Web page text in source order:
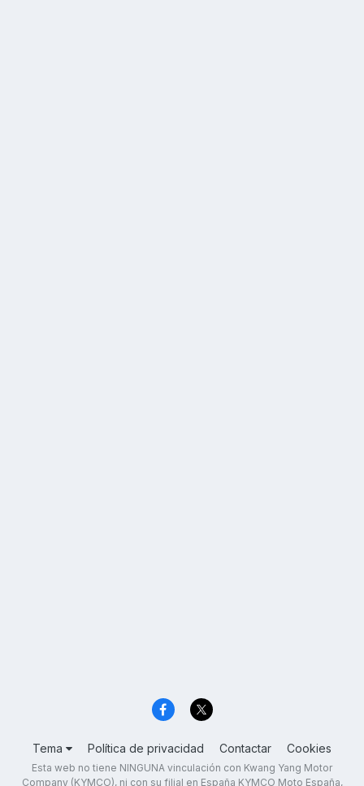
Tema Política de privacidad Contactar Cookies
Esta web no tiene NINGUNA vinculación con Kwang Yang Motor
Company (KYMCO), ni con su filial en España KYMCO Moto España,